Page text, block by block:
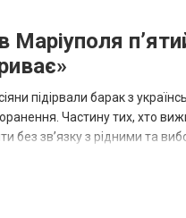
Маріуполя
підірвали барак з
Частину тих, хто
без зв’язку з рідними та